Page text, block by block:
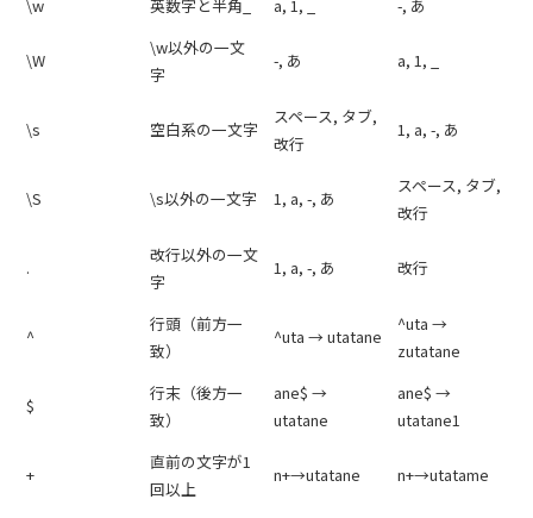
\w 英数字と半角_ a, 1, _ -, あ
\W
\w以外の一文
字
-, あ a, 1, _
\s 空白系の一文字
スペース, タブ,
改行
1, a, -, あ
\S \s以外の一文字 1, a, -, あ
スペース, タブ,
改行
.
改行以外の一文
字
1, a, -, あ 改行
^
行頭（前方一
致）
^uta → utatane
^uta →
zutatane
$
行末（後方一
致）
ane$ →
utatane
ane$ →
utatane1
+
直前の文字が1
回以上
n+→utatane n+→utatame